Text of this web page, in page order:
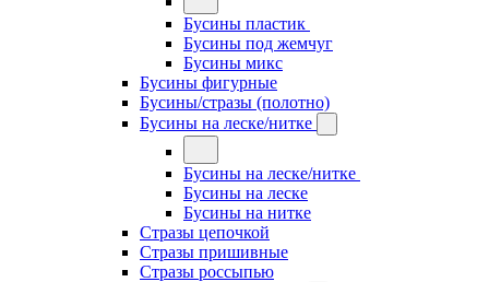
Бусины пластик
Бусины под жемчуг
Бусины микс
Бусины фигурные
Бусины/стразы (полотно)
Бусины на леске/нитке
Бусины на леске/нитке
Бусины на леске
Бусины на нитке
Стразы цепочкой
Стразы пришивные
Стразы россыпью